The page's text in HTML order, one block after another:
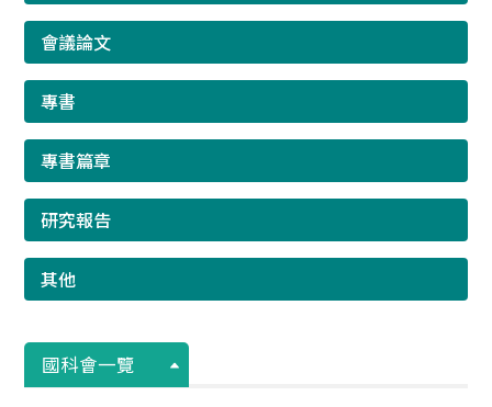
會議論文
專書
專書篇章
研究報告
其他
國科會一覽